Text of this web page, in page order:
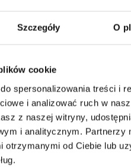
Szczegóły O
cookie
spersonalizowania treści i
i analizować ruch w
z naszej witryny,
i analitycznym. Partnerzy
otrzymanymi od Ciebie lub